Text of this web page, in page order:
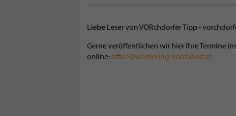
Liebe Leser von VORchdorfer Tipp -
Gerne veröffentlichen wir hier Ihre Termine
online:office@werbering-vorchdorf.at